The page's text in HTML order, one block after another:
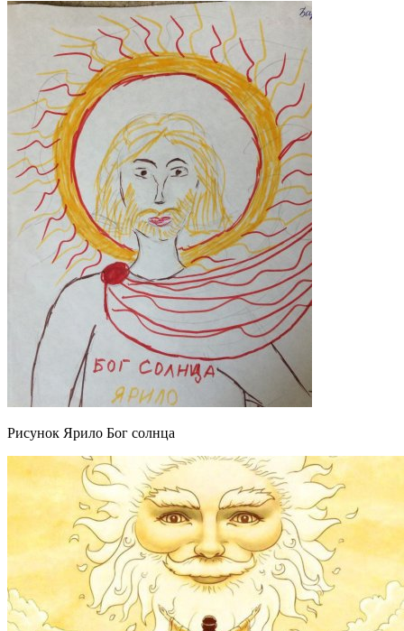
Рисунок Ярило Бог солнца